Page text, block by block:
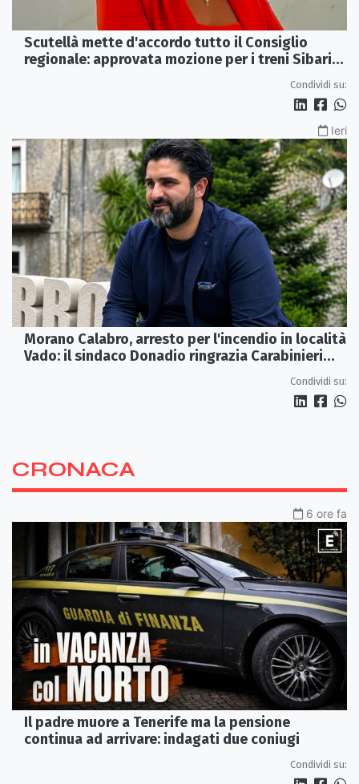
Scutellà mette d'accordo tutto il Consiglio
regionale: approvata mozione per i treni Sibari-
Condividi su:
Ieri
Morano Calabro, arresto per l'incendio in località
Vado: il sindaco Donadio ringrazia Carabinieri
Condividi su:
CRONACA
6 ore fa
Il padre muore a Tenerife ma la pensione
continua ad arrivare: indagati due coniugi
Condividi su: